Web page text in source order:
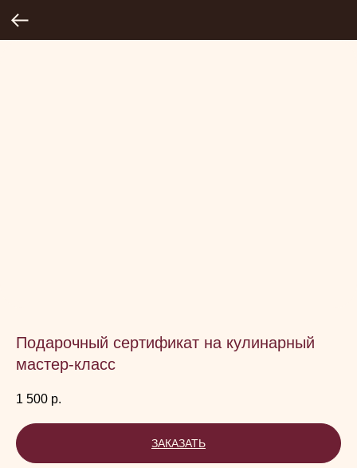
Подарочный сертификат на кулинарный
мастер-класс
1 500 р.
ЗАКАЗАТЬ